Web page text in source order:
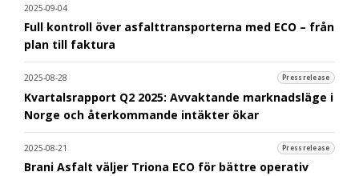
2025-09-04
Full kontroll över asfalttransporterna med ECO – från
plan till faktura
2025-08-28 Pressrelease
Kvartalsrapport Q2 2025: Avvaktande marknadsläge i
Norge och återkommande intäkter ökar
2025-08-21 Pressrelease
Brani Asfalt väljer Triona ECO för bättre operativ